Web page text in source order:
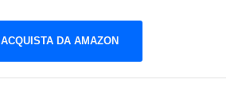
ACQUISTA DA AMAZON